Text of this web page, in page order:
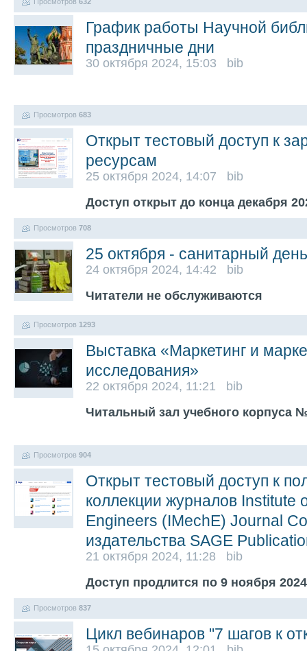
График работы Научной
праздничные дни
30 октября 2024, 15:03 bib
Просмотров 683
Открыт тестовый доступ к
ресурсам
25 октября 2024, 14:07 bib
Доступ открыт до конца декабря
Просмотров 708
25 октября - санитарный день
24 октября 2024, 14:42 bib
Читатели не обслуживаются
Просмотров 1293
Выставка «Маркетинг и
исследования»
22 октября 2024, 11:21 bib
Читальный зал учебного корпуса
Просмотров 904
Открыт тестовый доступ к
коллекции журналов Institute
Engineers (IMechE) Journal
издательства SAGE
21 октября 2024, 11:28 bib
Доступ продлится по 9 ноября
Просмотров 837
Цикл вебинаров "7 шагов к